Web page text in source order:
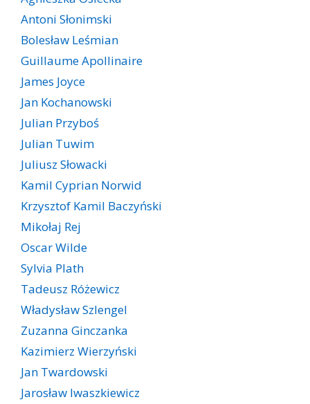
Antoni Słonimski
Bolesław Leśmian
Guillaume Apollinaire
James Joyce
Jan Kochanowski
Julian Przyboś
Julian Tuwim
Juliusz Słowacki
Kamil Cyprian Norwid
Krzysztof Kamil Baczyński
Mikołaj Rej
Oscar Wilde
Sylvia Plath
Tadeusz Różewicz
Władysław Szlengel
Zuzanna Ginczanka
Kazimierz Wierzyński
Jan Twardowski
Jarosław Iwaszkiewicz